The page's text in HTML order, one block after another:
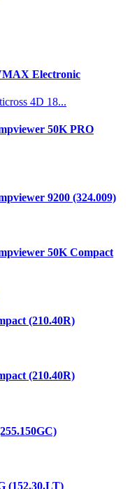
Electronic
4D 18...
50K PRO
9200 (324.009)
50K Compact
(210.40R)
(210.40R)
(152.30.LT)